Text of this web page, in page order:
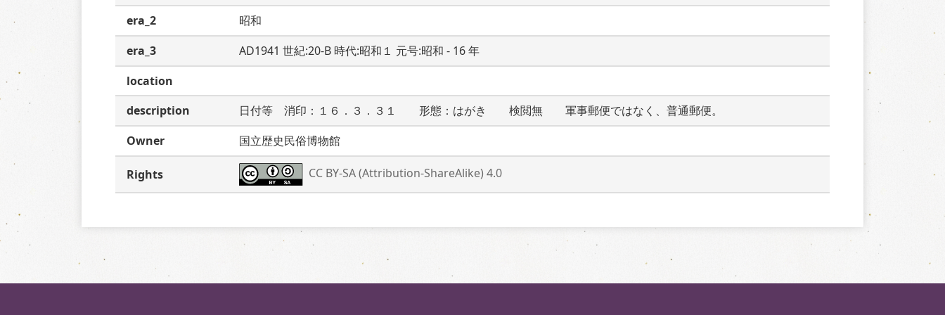
era_2
昭和
era_3
AD1941 世紀:20-B 時代:昭和１ 元号:昭和 - 16 年
location
description
日付等　消印：１６．３．３１　　形態：はがき　　検閲無　　軍事郵便ではなく、普通郵便。
Owner
国立歴史民俗博物館
Rights CC BY-SA (Attribution-ShareAlike) 4.0